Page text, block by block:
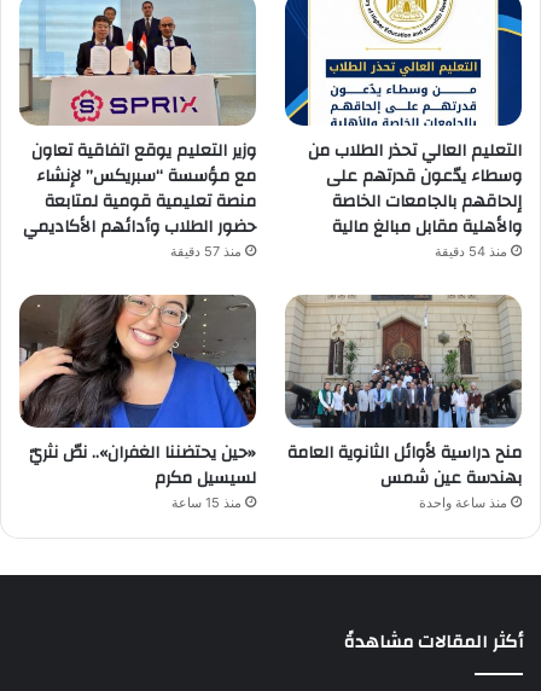
التعليم العالي تحذر الطلاب من
وسطاء يدّعون قدرتهم على
إلحاقهم بالجامعات الخاصة
والأهلية مقابل مبالغ مالية
منذ 54 دقيقة
وزير التعليم يوقع اتفاقية تعاون
مع مؤسسة “سبريكس” لإنشاء
منصة تعليمية قومية لمتابعة
حضور الطلاب وأدائهم الأكاديمي
منذ 57 دقيقة
منح دراسية لأوائل الثانوية العامة
بهندسة عين شمس
منذ ساعة واحدة
«حين يحتضننا الغفران».. نصّ نثريّ
لسيسيل مكرم
منذ 15 ساعة
أكثر المقالات مشاهدةً